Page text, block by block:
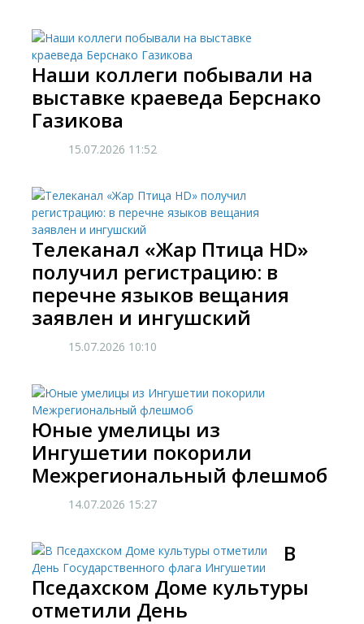
Наши коллеги побывали на
выставке краеведа Берснако
Газикова
15.07.2026 11:52
Телеканал «Жар Птица HD»
получил регистрацию: в
перечне языков вещания
заявлен и ингушский
15.07.2026 10:10
Юные умелицы из
Ингушетии покорили
Межрегиональный флешмоб
14.07.2026 15:27
​В
Пседахском Доме культуры
отметили День